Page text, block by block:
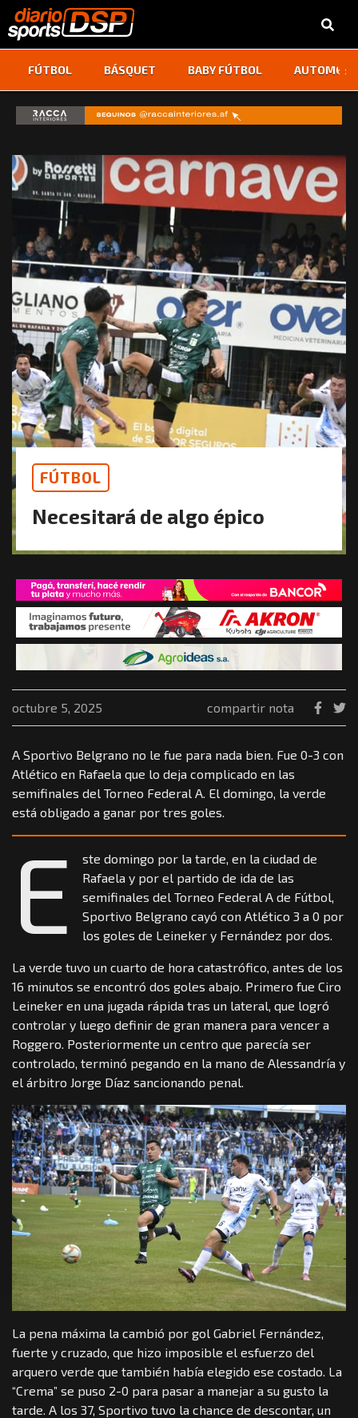
FÚTBOL BÁSQUET BABY FÚTBOL ‹ ›
FÚTBOL
Necesitará de algo épico
octubre 5, 2025 compartir nota
A Sportivo Belgrano no le fue para nada bien. Fue 0-3 con
Atlético en Rafaela que lo deja complicado en las
semifinales del Torneo Federal A. El domingo, la verde
está obligado a ganar por tres goles.
E
ste domingo por la tarde, en la ciudad de
Rafaela y por el partido de ida de las
semifinales del Torneo Federal A de Fútbol,
Sportivo Belgrano cayó con Atlético 3 a 0 por
los goles de Leineker y Fernández por dos.
La verde tuvo un cuarto de hora catastrófico, antes de los
16 minutos se encontró dos goles abajo. Primero fue Ciro
Leineker en una jugada rápida tras un lateral, que logró
controlar y luego definir de gran manera para vencer a
Roggero. Posteriormente un centro que parecía ser
controlado, terminó pegando en la mano de Alessandría y
el árbitro Jorge Díaz sancionando penal.
La pena máxima la cambió por gol Gabriel Fernández,
fuerte y cruzado, que hizo imposible el esfuerzo del
arquero verde que también había elegido ese costado. La
“Crema” se puso 2-0 para pasar a manejar a su gusto la
tarde. A los 37, Sportivo tuvo la chance de descontar, un